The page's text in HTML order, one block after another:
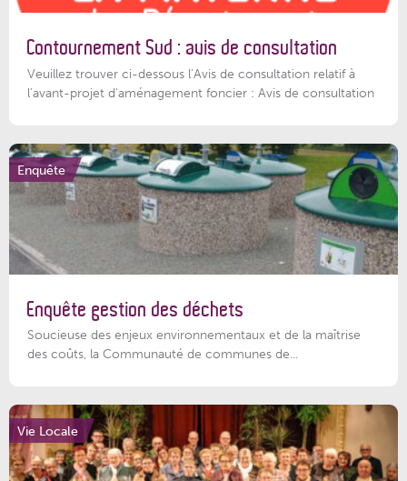
Contournement Sud : avis de consultation
Veuillez trouver ci-dessous l’Avis de consultation relatif à
l'avant-projet d'aménagement foncier : Avis de consultation
Enquête
Enquête gestion des déchets
Soucieuse des enjeux environnementaux et de la maîtrise
des coûts, la Communauté de communes de...
Vie Locale